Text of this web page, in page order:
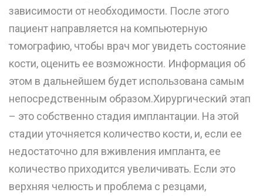
зависимости от необходимости. После этого
пациент направляется на компьютерную
томографию, чтобы врач мог увидеть состояние
кости, оценить ее возможности. Информация об
этом в дальнейшем будет использована самым
непосредственным образом.Хирургический этап
– это собственно стадия имплантации. На этой
стадии уточняется количество кости, и, если ее
недостаточно для вживления импланта, ее
количество приходится увеличивать. Если это
верхняя челюсть и проблема с резцами,